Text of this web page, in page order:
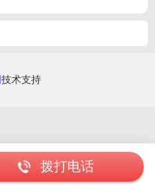
技术支持
拨打电话